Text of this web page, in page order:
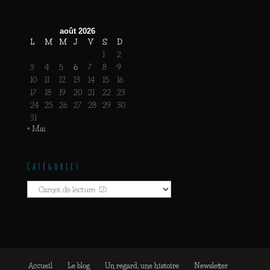
août 2026
L M M J V S
D
1
2
3
4 5 6 7 8
9
10
11 12 13 14 15
16
17
18 19 20 21 22
23
24
25 26 27 28 29
30
31
« Mai
Catégories
Catégories
Accueil Le blog Un regard, une histoire Newsletter